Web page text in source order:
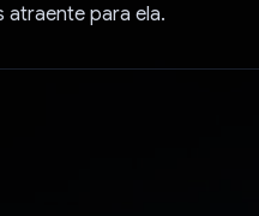
atraente para ela.